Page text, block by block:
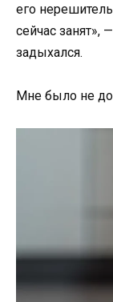
его
сейчас занят»,
задыхался.
Мне было не до